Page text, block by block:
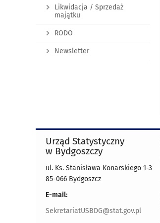
Likwidacja / Sprzedaż
majątku
RODO
Newsletter
Urząd Statystyczny
w Bydgoszczy
ul. Ks. Stanisława Konarskiego 1-3
85-066 Bydgoszcz
E-mail:
SekretariatUSBDG@stat.gov.pl